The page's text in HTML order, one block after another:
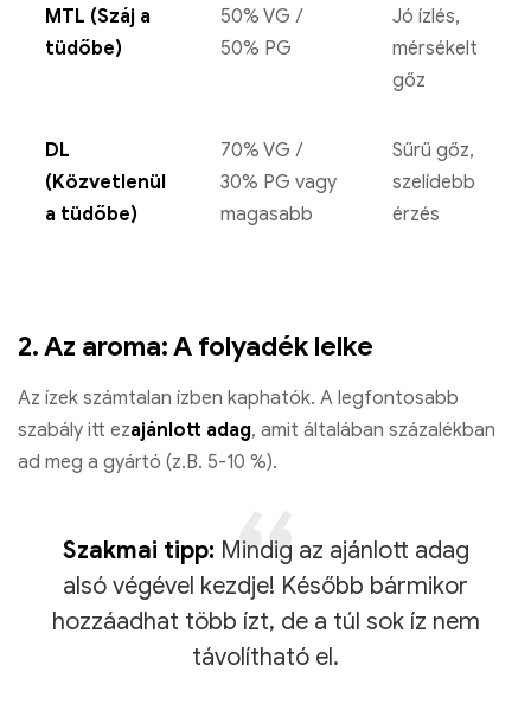
MTL (Száj a
tüdőbe)
50% VG /
50% PG
Jó ízlés,
mérsékelt
gőz
DL
(Közvetlenül
a tüdőbe)
70% VG /
30% PG vagy
magasabb
Sűrű gőz,
szelídebb
érzés
2. Az aroma: A folyadék lelke
Az ízek számtalan ízben kaphatók. A legfontosabb
szabály itt ezajánlott adag, amit általában százalékban
ad meg a gyártó (z.B. 5-10 %).
Szakmai tipp: Mindig az ajánlott adag
alsó végével kezdje! Később bármikor
hozzáadhat több ízt, de a túl sok íz nem
távolítható el.